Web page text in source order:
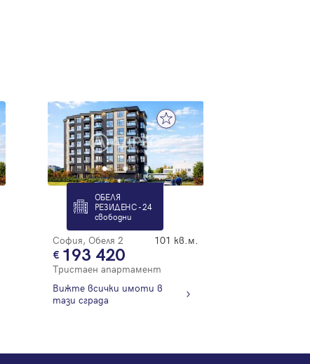
ОБЕЛЯ
РЕЗИДЕНС - 24
свободни
София, Обеля 2 101 кв.м.
193 420
Тристаен апартамент
Вижте всички имоти в
тази сграда